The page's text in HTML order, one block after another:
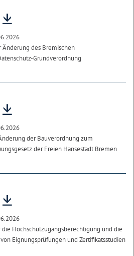
Änderung des Bremischen
Grundverordnung
der Bauverordnung zum
der Freien Hansestadt Bremen
die Hochschulzugangsberechtigung und die
Eignungsprüfungen und Zertifikatsstudien